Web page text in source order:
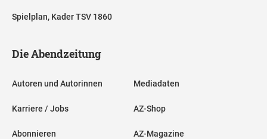
Spielplan, Kader TSV 1860
Die Abendzeitung
Autoren und Autorinnen
Karriere / Jobs
Abonnieren
Mediadaten
AZ-Shop
AZ-Magazine